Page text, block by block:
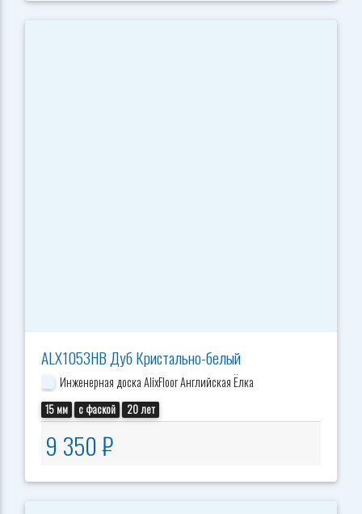
ALX1053HB Дуб Кристально-белый
Инженерная доска AlixFloor Английская Ёлка
15 мм с фаской 20 лет
9 350 ₽